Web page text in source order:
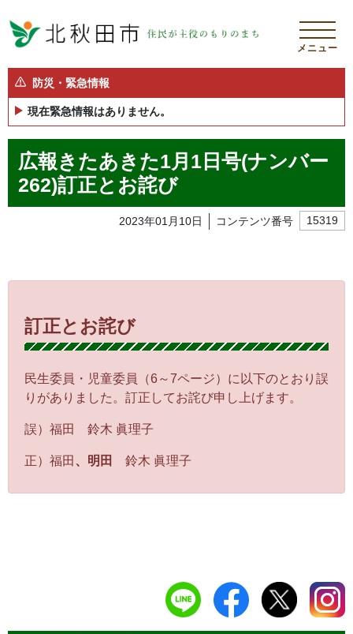
メニュー
防災・緊急情報
現在緊急情報はありません。
広報きたあきた1月1日号(ナンバー
262)訂正とお詫び
2023年01月10日 コンテンツ番号 15319
訂正とお詫び
民生委員・児童委員（6～7ページ）に以下のとおり誤
りがありました。訂正してお詫び申し上げます。
誤）福田 鈴木 眞理子
正）福田 、明田 鈴木 眞理子